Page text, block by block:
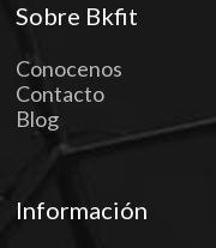
Sobre Bkfit
Conocenos
Contacto
Blog
Información